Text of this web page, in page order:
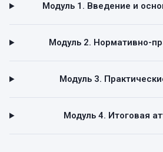
Модуль 1. Введение и
Модуль 2. Нормативно-
Модуль 3.
Модуль 4. Итоговая